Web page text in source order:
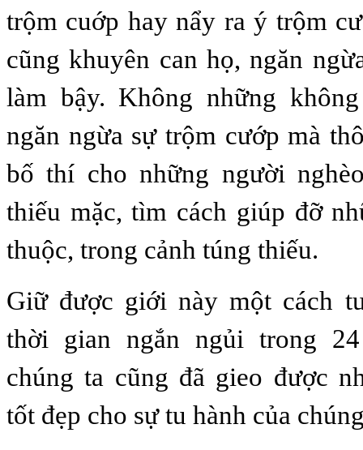
trộm cuớp hay nẩy ra ý trộm
cũng khuyên can họ, ngăn
làm bậy. Không những
ngăn ngừa sự trộm cướp mà
bố thí cho những người
thiếu mặc, tìm cách giúp đỡ
thuộc, trong cảnh túng thiếu.
Giữ được giới này một cách
thời gian ngắn ngủi trong
chúng ta cũng đã gieo được
tốt đẹp cho sự tu hành của